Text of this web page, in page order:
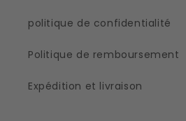
politique de confidentialité
Politique de remboursement
Expédition et livraison